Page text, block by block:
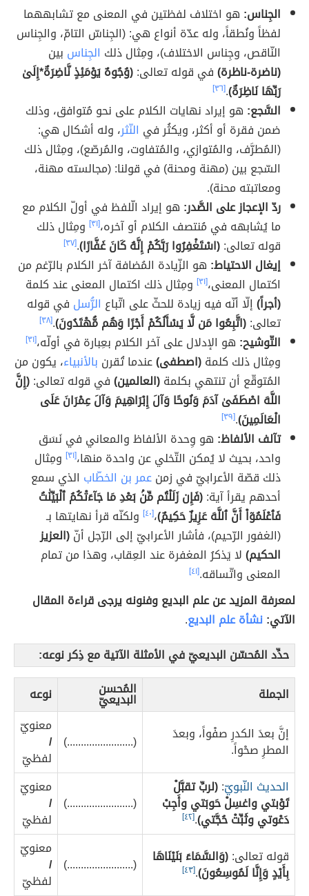
الجِناس: هو اختلاف لفظتين في المعنى مع تشابههما
لفظاً ونُطقاً، وله عدّة أنواع هي: (الجِناسّ التامّ، والجِناس
النّاقص، وجِناس الاختلاف)، ومِثال ذلك الجِناس بين
(ناضرة-ناظرة)في قوله تعالى:(وُجُوهٌ يَوْمَئِذٍ نَّاضِرَةٌ*إِلَىٰ
رَبِّهَا نَاظِرَةٌ).[٣٦]
السَّجع: هو إيراد نهايات الكلام على نحو مُتوافق، وذلك
ضمن فقرة أو أكثر، ويكثُر في النّثر، وله أشكال هي:
(المُطرَّف، والمُتوازي، والمُتفاوت، والمُرصّع)، ومِثال ذلك
السّجع بين (مهنة ومحنة) في قولنا: (مجالسته مهنة،
ومعاتبته محنة).
ردّ الإعجاز على الصَّدر: هو إيراد الّلفظ في أولّ الكلام مع
ما يُشابهه في مُنتصف الكلام أو آخره،[٣١] ومِثال ذلك
قوله تعالى:(اسْتَغْفِرُوا رَبَّكُمْ إِنَّهُ كَانَ غَفَّارًا).[٣٧]
إيغال الاحتياط: هو الزّيادة المُضافة آخر الكلام بالرّغم من
اكتمال المعنى،[٣١] ومِثال ذلك اكتمال المعنى عند كلمة
(أجراً)إلّا أنّه فيه زيادة للحثّ على اتّباع الرُّسل في قوله
تعالى:(اتَّبِعُوا مَن لَّا يَسْأَلُكُمْ أَجْرًا وَهُم مُّهْتَدُونَ).[٣٨]
التّوشيح: هو الإدلال على آخر الكلام بعِبارة في أولّه،[٣١]
ومِثال ذلك كلمة(اصطفى)عندما تُقرن بالأنبياء، يكون من
المُتوقّع أن تنتهي بكلمة(العالمين)في قوله تعالى:(إِنَّ
اللَّهَ اصْطَفَىٰ آدَمَ وَنُوحًا وَآلَ إِبْرَاهِيمَ وَآلَ عِمْرَانَ عَلَى
الْعَالَمِينَ).[٣٩]
تآلف الألفاظ: هو وِحدة الألفاظ والمعاني في نَسَق
واحد، بحيث لا يُمكن التّخلي عن واحدة منها،[٣١] ومِثال
ذلك قصّة الأعرابيّ في زمنعمر بن الخطّاب الذي سمع
أحدهم يقرأ آية:(فَإِن زَلَلْتُم مِّنۢ بَعْدِ مَا جَآءَتْكُمُ ٱلْبَيِّنَٰتُ
فَٱعْلَمُوٓاْ أَنَّ ٱللَّهَ عَزِيزٌ حَكِيمٌ)،[٤٠] ولكنّه قرأ نهايتها بـ
(الغفور الرّحيم)، فأشار الأعرابيّ إلى الرّجل أنّ(العزيز
الحكيم)لا يَذكرُ المغفرة عند العِقاب، وهذا من تمام
المعنى واتّساقه.[٤١]
لمعرفة المزيد عن علم البديع وفنونه يرجى قراءة المقال
الآتي:نشأة علم البديع.
حدِّد المُحسّن البديعيّ في الأمثلة الآتية مع ذِكر نوعه:
الجملة
المُحسن
البديعيّ
نوعه
إنَّ بعدَ الكدرِ صفْواً، وبعدَ
المطرِ صحْواً. (........................)
معنويّ
/
لفظيّ
الحديث النّبويّ:(لربِّ تقبَّلْ
تَوْبتي واغسِلْ حَوبَتي وأَجِبْ
دَعْوتي وثَبِّتْ حُجَّتي).[٤٢]
(........................)
معنويّ
/
لفظيّ
قوله تعالى:(وَالسَّمَاءَ بَنَيْنَاهَا
بِأَيْدٍ وَإِنَّا لَمُوسِعُونَ).[٤٣] (........................)
معنويّ
/
لفظيّ